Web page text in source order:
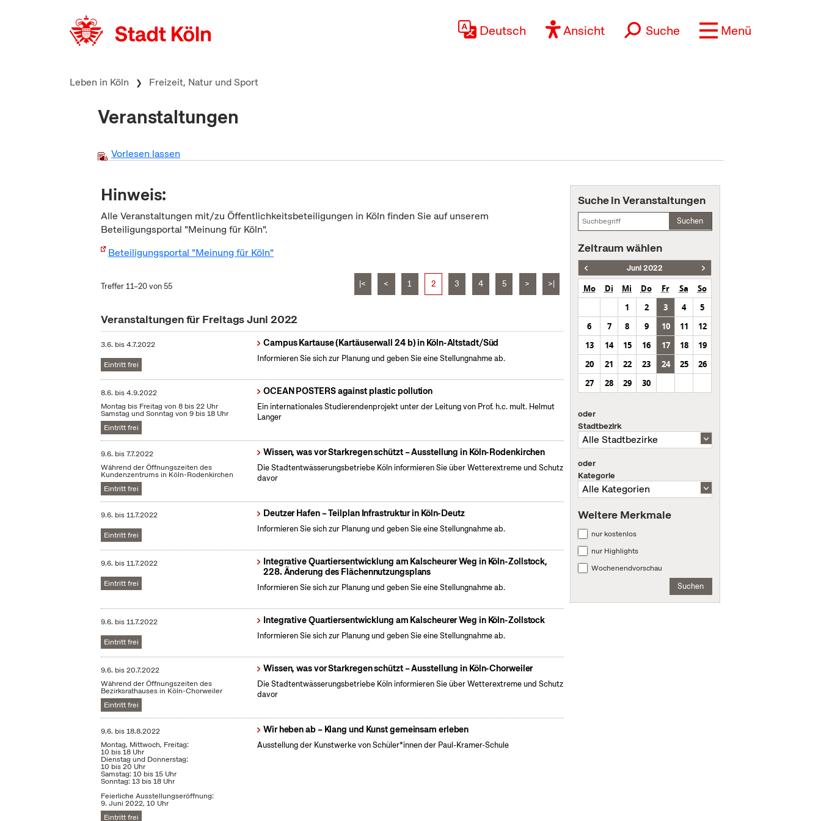
Deutsch Ansicht Suche Menü
Leben in Köln Freizeit, Natur und Sport
Veranstaltungen
Vorlesen lassen
Hinweis:
Alle Veranstaltungen mit/zu Öffentlichkeitsbeteiligungen in Köln finden Sie auf unserem
Beteiligungsportal "Meinung für Köln".
Beteiligungsportal "Meinung für Köln"
Treffer 11–20 von 55 |< < 1 2 3 4 5 > >|
Veranstaltungen für Freitags Juni 2022
3.6. bis4.7.2022
Eintritt frei
Campus Kartause (Kartäuserwall 24 b) in Köln-Altstadt/Süd
Informieren Sie sich zur Planung und geben Sie eine Stellungnahme ab.
8.6. bis4.9.2022
Montag bis Freitag von 8 bis 22 Uhr
Samstag und Sonntag von 9 bis 18 Uhr
Eintritt frei
OCEAN POSTERS against plastic pollution
Ein internationales Studierendenprojekt unter der Leitung von Prof. h.c. mult. Helmut
Langer
9.6. bis7.7.2022
Während der Öffnungszeiten des
Kundenzentrums in Köln-Rodenkirchen
Eintritt frei
Wissen, was vor Starkregen schützt – Ausstellung in Köln-Rodenkirchen
Die Stadtentwässerungsbetriebe Köln informieren Sie über Wetterextreme und Schutz
davor
9.6. bis11.7.2022
Eintritt frei
Deutzer Hafen – Teilplan Infrastruktur in Köln-Deutz
Informieren Sie sich zur Planung und geben Sie eine Stellungnahme ab.
9.6. bis11.7.2022
Eintritt frei
Integrative Quartiersentwicklung am Kalscheurer Weg in Köln-Zollstock,
228. Änderung des Flächennutzungsplans
Informieren Sie sich zur Planung und geben Sie eine Stellungnahme ab.
9.6. bis11.7.2022
Eintritt frei
Integrative Quartiersentwicklung am Kalscheurer Weg in Köln-Zollstock
Informieren Sie sich zur Planung und geben Sie eine Stellungnahme ab.
9.6. bis20.7.2022
Während der Öffnungszeiten des
Bezirksrathauses in Köln-Chorweiler
Eintritt frei
Wissen, was vor Starkregen schützt – Ausstellung in Köln-Chorweiler
Die Stadtentwässerungsbetriebe Köln informieren Sie über Wetterextreme und Schutz
davor
9.6. bis18.8.2022
Montag, Mittwoch, Freitag:
10 bis 18 Uhr
Dienstag und Donnerstag:
10 bis 20 Uhr
Samstag: 10 bis 15 Uhr
Sonntag: 13 bis 18 Uhr
Feierliche Ausstellungseröffnung:
9. Juni 2022, 10 Uhr
Eintritt frei
Wir heben ab – Klang und Kunst gemeinsam erleben
Ausstellung der Kunstwerke von Schüler*innen der Paul-Kramer-Schule
Suche in Veranstaltungen
Suchen
Zeitraum wählen
Juni 2022
Mo Di Mi Do Fr Sa
So
1
2 3 4
5
6
7 8 9 10 11
12
13
14 15 16 17 18
19
20
21 22 23 24 25
26
27
28 29 30
oder
Stadtbezirk
oder
Kategorie
Weitere Merkmale
nur kostenlos
nur Highlights
Wochenendvorschau
Suchen